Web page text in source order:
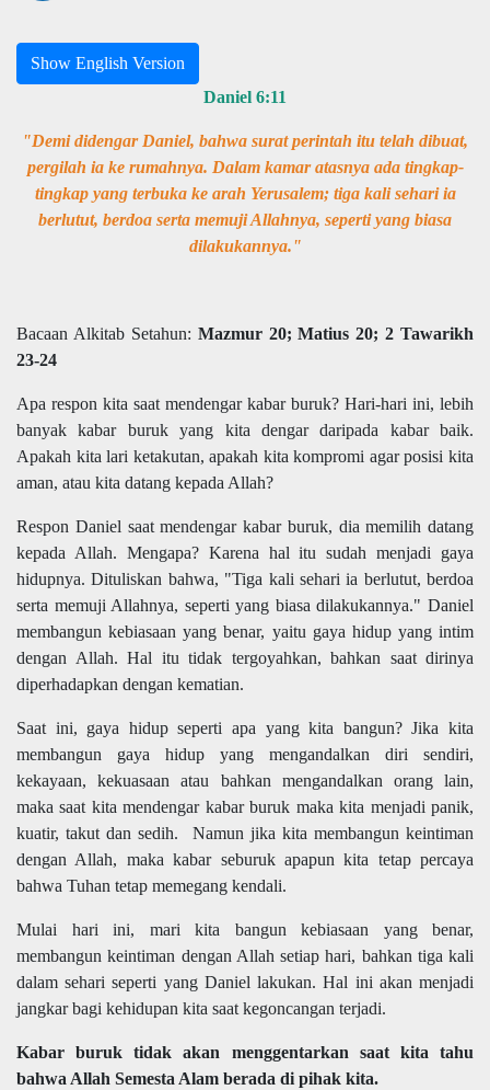
Show English Version
Daniel 6:11
"Demi didengar Daniel, bahwa surat perintah itu telah dibuat,
pergilah ia ke rumahnya. Dalam kamar atasnya ada tingkap-
tingkap yang terbuka ke arah Yerusalem; tiga kali sehari ia
berlutut, berdoa serta memuji Allahnya, seperti yang biasa
dilakukannya."
Bacaan Alkitab Setahun: Mazmur 20; Matius 20; 2 Tawarikh
23-24
Apa respon kita saat mendengar kabar buruk? Hari-hari ini, lebih
banyak kabar buruk yang kita dengar daripada kabar baik.
Apakah kita lari ketakutan, apakah kita kompromi agar posisi kita
aman, atau kita datang kepada Allah?
Respon Daniel saat mendengar kabar buruk, dia memilih datang
kepada Allah. Mengapa? Karena hal itu sudah menjadi gaya
hidupnya. Dituliskan bahwa, "Tiga kali sehari ia berlutut, berdoa
serta memuji Allahnya, seperti yang biasa dilakukannya." Daniel
membangun kebiasaan yang benar, yaitu gaya hidup yang intim
dengan Allah. Hal itu tidak tergoyahkan, bahkan saat dirinya
diperhadapkan dengan kematian.
Saat ini, gaya hidup seperti apa yang kita bangun? Jika kita
membangun gaya hidup yang mengandalkan diri sendiri,
kekayaan, kekuasaan atau bahkan mengandalkan orang lain,
maka saat kita mendengar kabar buruk maka kita menjadi panik,
kuatir, takut dan sedih. Namun jika kita membangun keintiman
dengan Allah, maka kabar seburuk apapun kita tetap percaya
bahwa Tuhan tetap memegang kendali.
Mulai hari ini, mari kita bangun kebiasaan yang benar,
membangun keintiman dengan Allah setiap hari, bahkan tiga kali
dalam sehari seperti yang Daniel lakukan. Hal ini akan menjadi
jangkar bagi kehidupan kita saat kegoncangan terjadi.
Kabar buruk tidak akan menggentarkan saat kita tahu
bahwa Allah Semesta Alam berada di pihak kita.